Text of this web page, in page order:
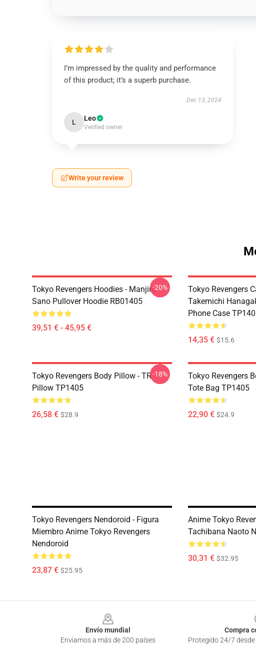
I’m impressed by the quality and performance
of this product; it’s a superb purchase.
Dec 13, 2024
L Leo
Verified owner
Write your review
Tokyo Revengers Hoodies - Manjiro
Sano Pullover Hoodie RB01405
39,51 € - 45,95 €
-20%
Tokyo Revengers
Takemichi
Phone Case
14,35 € $15.6
Tokyo Revengers Body Pillow - TR
Pillow TP1405
26,58 € $28.9
-18%
Tokyo Revengers
Tote Bag TP1405
22,90 € $24.9
Tokyo Revengers Nendoroid - Figura
Miembro Anime Tokyo Revengers
Nendoroid
23,87 € $25.95
Anime Tokyo
Tachibana Naoto
30,31 € $32.95
Envío mundial
Enviamos a más de 200 países
Compra
Protegido 24/7